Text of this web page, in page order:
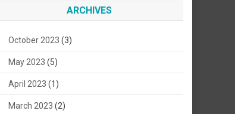
ARCHIVES
October 2023 (3)
May 2023 (5)
April 2023 (1)
March 2023 (2)